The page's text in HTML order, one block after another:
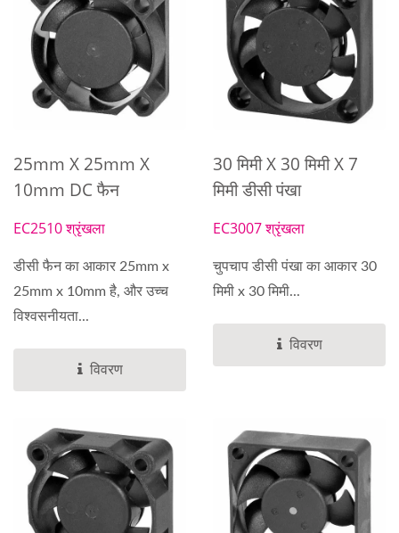
25mm X 25mm X
10mm DC फैन
EC2510 श्रृंखला
डीसी फैन का आकार 25mm x
25mm x 10mm है, और उच्च
विश्वसनीयता...
विवरण
30 मिमी X 30 मिमी X 7
मिमी डीसी पंखा
EC3007 श्रृंखला
चुपचाप डीसी पंखा का आकार 30
मिमी x 30 मिमी...
विवरण